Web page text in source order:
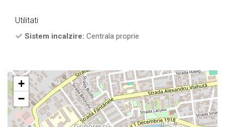
Utilitati
Sistem incalzire: Centrala proprie
+
−